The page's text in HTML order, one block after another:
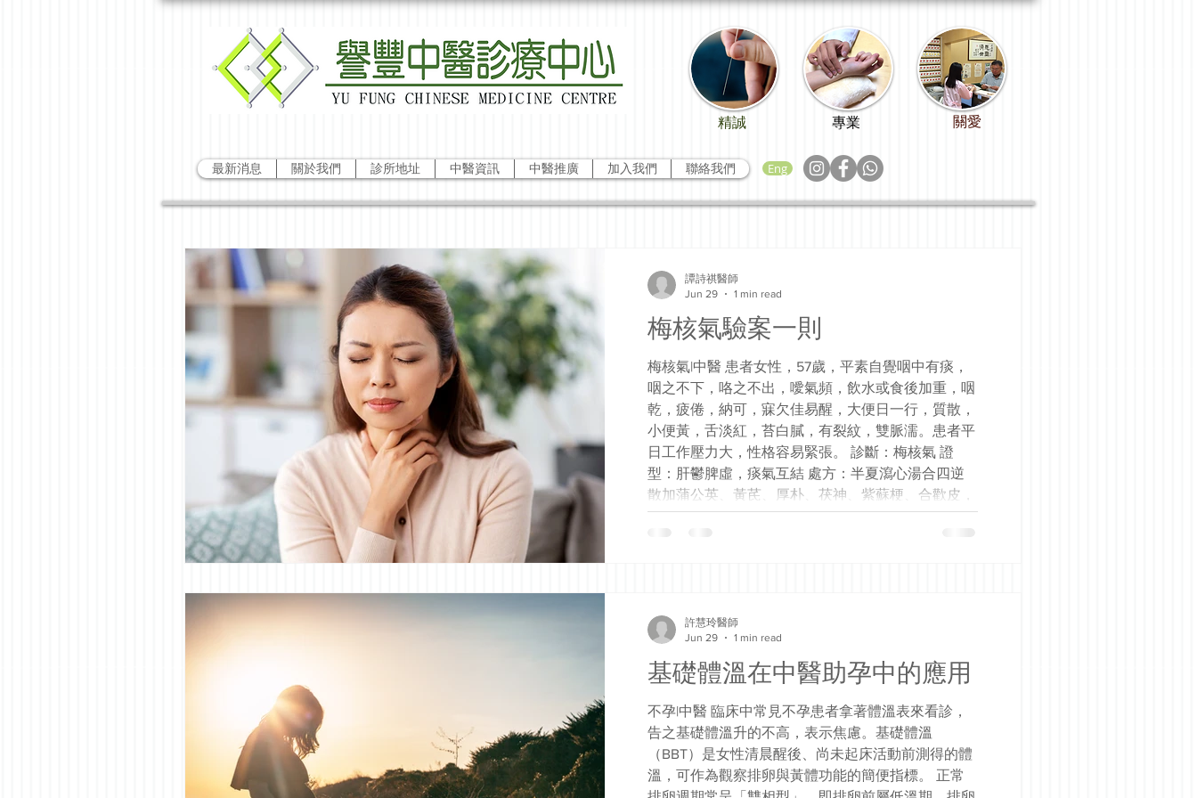
精誠
最新消息 關於我們 診所地址 中醫資訊 中醫推廣 加入我們 聯絡我們 Eng
專業 關愛
梅核氣驗案一則
梅核氣|中醫 患者女性，57歲，平素自覺咽中有痰，
咽之不下，咯之不出，噯氣頻，飲水或食後加重，咽
乾，疲倦，納可，寐欠佳易醒，大便日一行，質散，
小便黃，舌淡紅，苔白膩，有裂紋，雙脈濡。患者平
日工作壓力大，性格容易緊張。 診斷：梅核氣 證
型：肝鬱脾虛，痰氣互結 處方：半夏瀉心湯合四逆
散加蒲公英、黃芪、厚朴、茯神、紫蘇梗、合歡皮，
共三劑 三天後患者覆診，表示症狀改善，於是守上
暢而引起，其症狀可隨情緒波動而影響，患者平日工
作壓力大，性格容易緊張，導致肝鬱氣滯，痰氣互
結，停聚於咽喉。肝鬱乘脾，脾失健運，水液代謝失
司，痰濕內蘊，導致胃氣失降，胃氣上逆，故噯氣
頻。綜合患者的舌脈，反映其脾虛濕阻。方藥用半夏
瀉心湯辛開苦降，恢復脾胃氣機升降之職，脾健則濕
化，合四逆散疏肝理脾，加蒲公英清熱解毒，利濕散
結，黃芪補中益氣，厚朴下氣燥濕，紫蘇梗寬胸理
氣，合歡皮活血理氣安神。...
譚詩祺醫師
Jun 29
1 min read
基礎體溫在中醫助孕中的應用
不孕|中醫 臨床中常見不孕患者拿著體溫表來看診，
告之基礎體溫升的不高，表示焦慮。基礎體溫
（BBT）是女性清晨醒後、尚未起床活動前測得的體
溫，可作為觀察排卵與黃體功能的簡便指標。 正常
許慧玲醫師
Jun 29
1 min read